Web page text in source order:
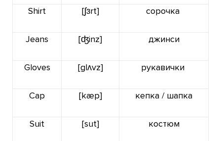
Shirt [ʃɜrt] сорочка
Jeans [ʤinz] джинси
Gloves [glʌvz] рукавички
Cap [kæp] кепка / шапка
Suit [sut] костюм